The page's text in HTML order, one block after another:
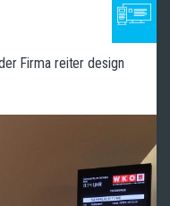
Firma reiter design